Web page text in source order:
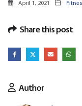
April 1, 2021
Share this post
Author